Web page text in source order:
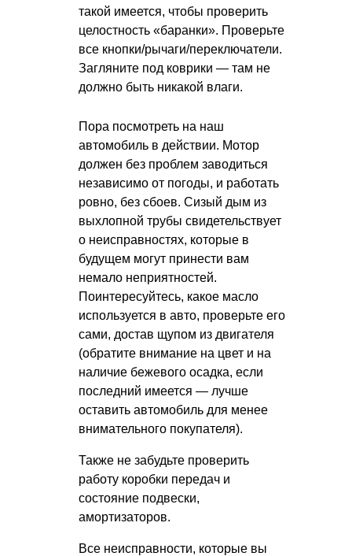
такой имеется, чтобы проверить
целостность «баранки». Проверьте
все кнопки/рычаги/переключатели.
Загляните под коврики — там не
должно быть никакой влаги.
Пора посмотреть на наш
автомобиль в действии. Мотор
должен без проблем заводиться
независимо от погоды, и работать
ровно, без сбоев. Сизый дым из
выхлопной трубы свидетельствует
о неисправностях, которые в
будущем могут принести вам
немало неприятностей.
Поинтересуйтесь, какое масло
используется в авто, проверьте его
сами, достав щупом из двигателя
(обратите внимание на цвет и на
наличие бежевого осадка, если
последний имеется — лучше
оставить автомобиль для менее
внимательного покупателя).
Также не забудьте проверить
работу коробки передач и
состояние подвески,
амортизаторов.
Все неисправности, которые вы